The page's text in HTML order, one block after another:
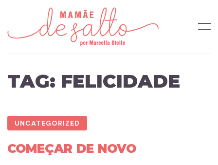
TAG: FELICIDADE
UNCATEGORIZED
COMEÇAR DE NOVO